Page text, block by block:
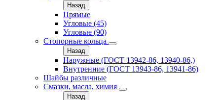
Назад
Прямые
Угловые (45)
Угловые (90)
Стопорные кольца
Назад
Наружные (ГОСТ 13942-86, 13940-86,)
Внутренние (ГОСТ 13943-86, 13941-86)
Шайбы различные
Смазки, масла, химия
Назад